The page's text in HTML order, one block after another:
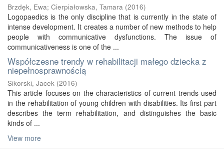
Brzdęk, Ewa; Cierpiałowska, Tamara (2016)
Logopaedics is the only discipline that is currently in the state of
intense development. It creates a number of new methods to help
people with communicative dysfunctions. The issue of
communicativeness is one of the ...
Współczesne trendy w rehabilitacji małego dziecka z
niepełnosprawnością
Sikorski, Jacek (2016)
This article focuses on the characteristics of current trends used
in the rehabilitation of young children with disabilities. Its first part
describes the term rehabilitation, and distinguishes the basic
kinds of ...
View more